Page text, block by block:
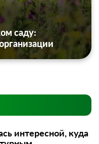
саду:
интересной, куда